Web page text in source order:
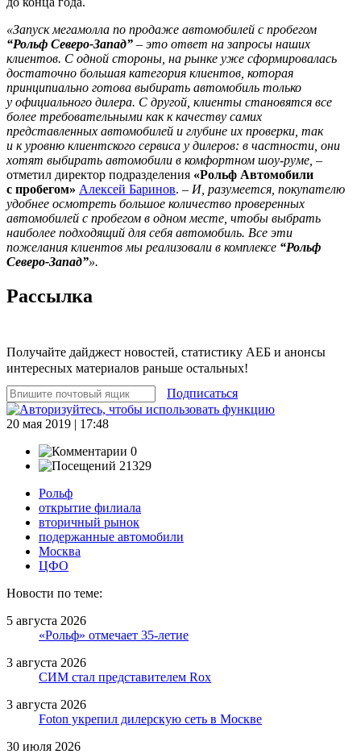
«Запуск мегамолла по продаже автомобилей с пробегом
“Рольф Северо-Запад” – это ответ на запросы наших
клиентов. С одной стороны, на рынке уже сформировалась
достаточно большая категория клиентов, которая
принципиально готова выбирать автомобиль только
у официального дилера. С другой, клиенты становятся все
более требовательными как к качеству самих
представленных автомобилей и глубине их проверки, так
и к уровню клиентского сервиса у дилеров: в частности, они
хотят выбирать автомобили в комфортном шоу-руме, –
отметил директор подразделения «Рольф Автомобили
с пробегом» Алексей Баринов. – И, разумеется, покупателю
удобнее осмотреть большое количество проверенных
автомобилей с пробегом в одном месте, чтобы выбрать
наиболее подходящий для себя автомобиль. Все эти
пожелания клиентов мы реализовали в комплексе “Рольф
Северо-Запад”».
Рассылка
Получайте дайджест новостей, статистику АЕБ и анонсы
интересных материалов раньше остальных!
Подписаться
20 мая 2019 | 17:48
0
21329
Рольф
открытие филиала
вторичный рынок
подержанные автомобили
Москва
ЦФО
Новости по теме:
5 августа 2026
«Рольф» отмечает 35-летие
3 августа 2026
СИМ стал представителем Rox
3 августа 2026
Foton укрепил дилерскую сеть в Москве
30 июля 2026